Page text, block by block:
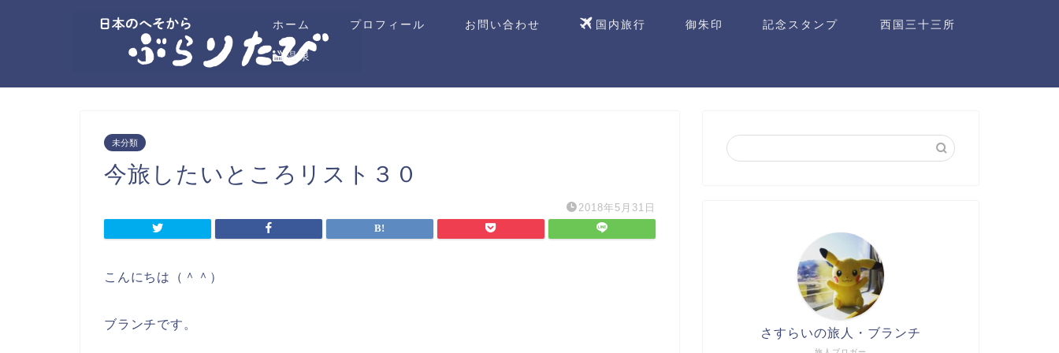
ホーム プロフィール お問い合わせ 国内旅行 御朱印 記念スタンプ 西国三十三所
温泉
未分類
今旅したいところリスト３０
2018年5月31日
こんにちは（＾＾）
ブランチです。
さすらいの旅人・ブランチ